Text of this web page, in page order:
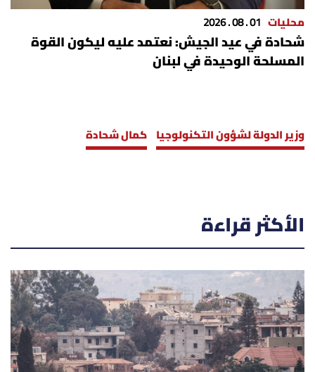
محليات 01 . 08 . 2026
شحادة في عيد الجيش: نعتمد عليه ليكون القوة
المسلحة الوحيدة في لبنان
وزير الدولة لشؤون التكنولوجيا كمال شحادة
الأكثر قراءة